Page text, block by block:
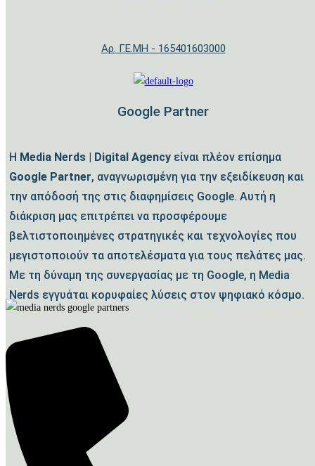
Αρ. Γ.Ε.ΜΗ - 165401603000
Google Partner
Η Media Nerds | Digital Agency είναι πλέον επίσημα
Google Partner, αναγνωρισμένη για την εξειδίκευση και
την απόδοσή της στις διαφημίσεις Google. Αυτή η
διάκριση μας επιτρέπει να προσφέρουμε
βελτιστοποιημένες στρατηγικές και τεχνολογίες που
μεγιστοποιούν τα αποτελέσματα για τους πελάτες μας.
Με τη δύναμη της συνεργασίας με τη Google, η Media
Nerds εγγυάται κορυφαίες λύσεις στον ψηφιακό κόσμο.